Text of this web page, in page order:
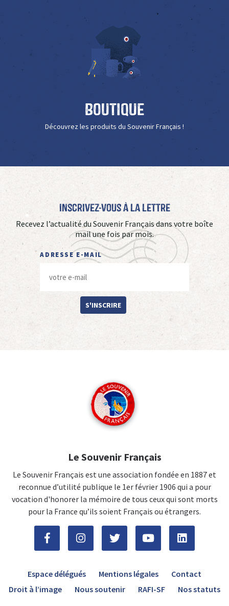
Boutique
Découvrez les produits du Souvenir Français !
Inscrivez-vous à La Lettre
Recevez l’actualité du Souvenir Français dans votre boîte
mail une fois par mois.
ADRESSE E-MAIL
S'INSCRIRE
Le Souvenir Français
Le Souvenir Français est une association fondée en 1887 et
reconnue d’utilité publique le 1er février 1906 qui a pour
vocation d'honorer la mémoire de tous ceux qui sont morts
pour la France qu’ils soient Français ou étrangers.
Espace délégués Mentions légales
Contact
Droit à l’image
Nous soutenir RAFI-SF Nos statuts